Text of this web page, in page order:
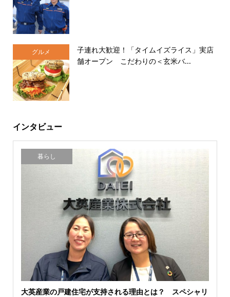
グルメ
子連れ大歓迎！「タイムイズライス」実店
舗オープン こだわりの＜玄米バ...
インタビュー
暮らし
大英産業の戸建住宅が支持される理由とは？ スペシャリ